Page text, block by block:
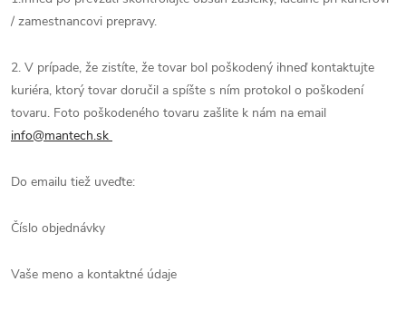
/ zamestnancovi prepravy.
2. V prípade, že zistíte, že tovar bol poškodený ihneď kontaktujte
kuriéra, ktorý tovar doručil a spíšte s ním protokol o poškodení
tovaru. Foto poškodeného tovaru zašlite k nám na email
info@mantech.sk
Do emailu tiež uveďte:
Číslo objednávky
Vaše meno a kontaktné údaje